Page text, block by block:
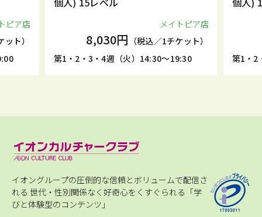
ピア店
ト）
メイトピア店
8,030円 （税込／1チケット）
第1・2・3・4週（火）14:30～19:30
第1・2
イオングループの圧倒的な信頼とボリュームで配信さ
れる 世代・性別関係なく好奇心をくすぐられる「学
びと体験型のコンテンツ」